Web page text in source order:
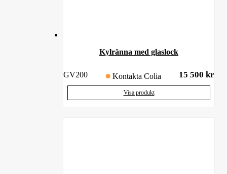
Kylränna med glaslock
GV200 Kontakta Colia 15 500 kr
Visa produkt